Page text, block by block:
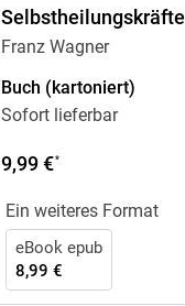
Selbstheilungskräfte
Franz Wagner
Buch (kartoniert)
Sofort lieferbar
9,99 €*
Ein weiteres Format
eBook epub
8,99 €